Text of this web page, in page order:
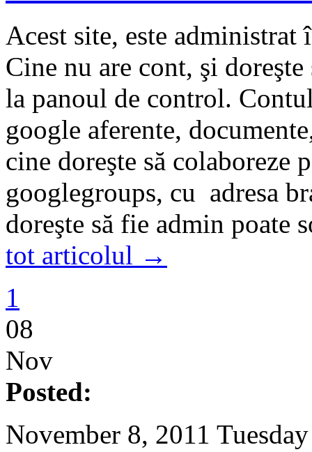
Acest site, este
Cine nu are cont, şi
la panoul de control.
google aferente,
cine doreşte să colaboreze
googlegroups, cu adresa
doreşte să fie admin
tot articolul →
1
08
Nov
Posted:
November 8, 2011